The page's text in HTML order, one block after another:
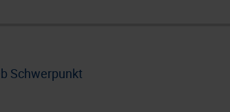
Schwerpunkt